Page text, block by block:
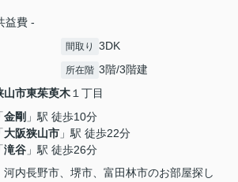
益費 -
間取り 3DK
所在階 3階/3階建
山市東茱萸木１丁目
「金剛 」駅 徒歩10分
「大阪狭山市 」駅 徒歩22分
「滝谷 」駅 徒歩26分
河内長野市、堺市、富田林市のお部屋探し